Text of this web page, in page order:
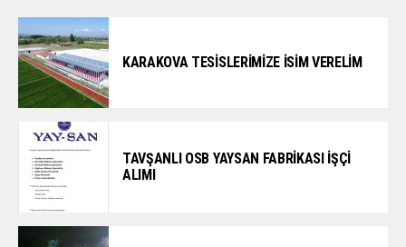
KARAKOVA TESİSLERİMİZE İSİM VERELİM
TAVŞANLI OSB YAYSAN FABRİKASI İŞÇİ
ALIMI